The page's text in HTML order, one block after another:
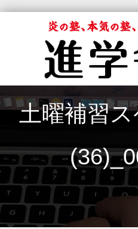
土曜補習